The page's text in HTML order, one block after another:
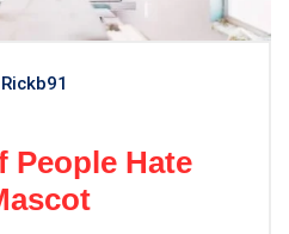
Rickb91
People Hate